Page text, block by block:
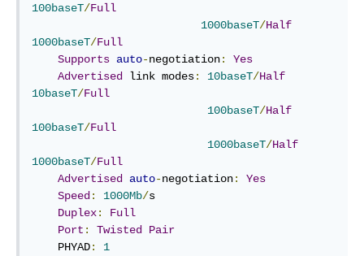
100baseT/Full
1000baseT/Half
1000baseT/Full
Supports auto-negotiation:
Yes
Advertised
link modes: 10baseT/Half
10baseT/Full
100baseT/Half
100baseT/Full
1000baseT/Half
1000baseT/Full
Advertised
auto-negotiation:
Yes
Speed : 1000Mb/s
Duplex:
Full
Port : Twisted
Pair
    PHYAD
:
1